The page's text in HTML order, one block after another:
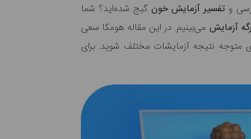
و تفسیر آزمایش خون گیج شده‌اید؟ شما
آزمایش می‌بینیم. در این مقاله هومکا سعی
متوجه نتیجه آزمایشات مختلف شوید. برای